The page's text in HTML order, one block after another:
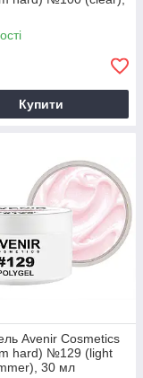
Купити
Avenir Cosmetics
hard) №129 (light
30 мл